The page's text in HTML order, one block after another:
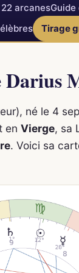
22 arcanes
Tirage
Darius
né le 4
en Vierge, sa
. Voici sa